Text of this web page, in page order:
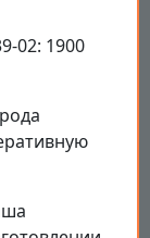
02: 1900